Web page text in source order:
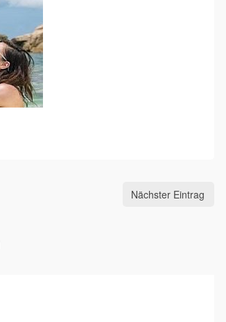
Nächster Eintrag